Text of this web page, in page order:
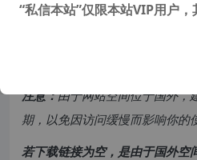
注意：由于网站空间位于国外，
期，以免因访问缓慢而影响你的
若下载链接为空，是由于国外空
“私信本站”仅限本站VIP用户